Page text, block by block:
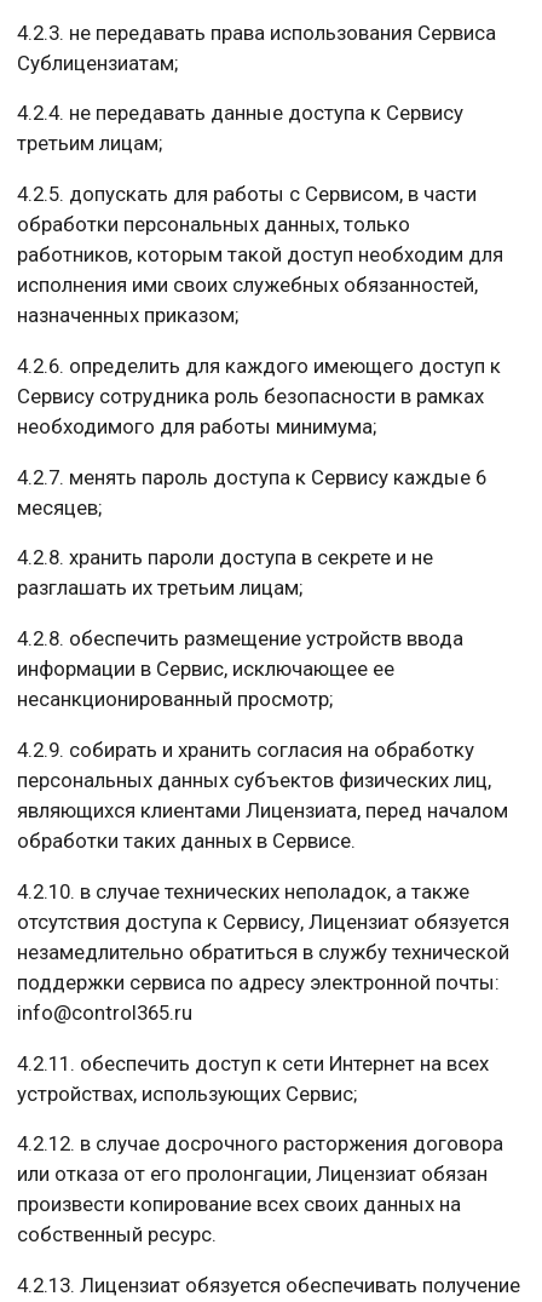
4.2.3. не передавать права использования Сервиса
Сублицензиатам;
4.2.4. не передавать данные доступа к Сервису
третьим лицам;
4.2.5. допускать для работы с Сервисом, в части
обработки персональных данных, только
работников, которым такой доступ необходим для
исполнения ими своих служебных обязанностей,
назначенных приказом;
4.2.6. определить для каждого имеющего доступ к
Сервису сотрудника роль безопасности в рамках
необходимого для работы минимума;
4.2.7. менять пароль доступа к Сервису каждые 6
месяцев;
4.2.8. хранить пароли доступа в секрете и не
разглашать их третьим лицам;
4.2.8. обеспечить размещение устройств ввода
информации в Сервис, исключающее ее
несанкционированный просмотр;
4.2.9. собирать и хранить согласия на обработку
персональных данных субъектов физических лиц,
являющихся клиентами Лицензиата, перед началом
обработки таких данных в Сервисе.
4.2.10. в случае технических неполадок, а также
отсутствия доступа к Сервису, Лицензиат обязуется
незамедлительно обратиться в службу технической
поддержки сервиса по адресу электронной почты:
info@control365.ru
4.2.11. обеспечить доступ к сети Интернет на всех
устройствах, использующих Сервис;
4.2.12. в случае досрочного расторжения договора
или отказа от его пролонгации, Лицензиат обязан
произвести копирование всех своих данных на
собственный ресурс.
4.2.13. Лицензиат обязуется обеспечивать получение